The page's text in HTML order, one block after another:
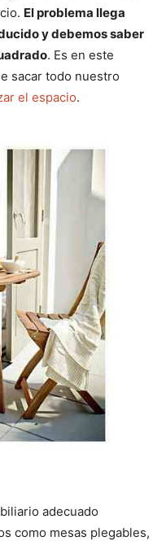
El problema llega
y debemos saber
. Es en este
sacar todo nuestro
el espacio.
adecuado
como mesas plegables,